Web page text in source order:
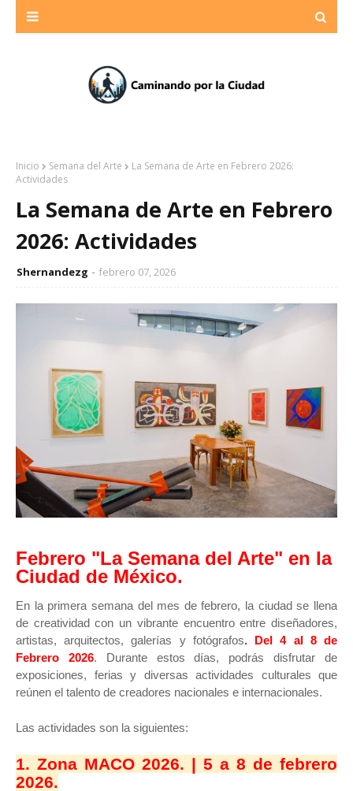
Inicio Semana del Arte
La Semana de Arte en Febrero 2026:
Actividades
La Semana de Arte en Febrero
2026: Actividades
Shernandezg febrero 07, 2026
Febrero "La Semana del Arte" en la
Ciudad de México.
En la primera semana del mes de febrero, la ciudad se llena
de creatividad con un vibrante encuentro entre diseñadores,
artistas, arquitectos, galerías y fotógrafos. Del 4 al 8 de
Febrero 2026. Durante estos días, podrás disfrutar de
exposiciones, ferias y diversas actividades culturales que
reúnen el talento de creadores nacionales e internacionales.
Las actividades son la siguientes:
1. Zona MACO 2026. | 5 a 8 de febrero
2026.